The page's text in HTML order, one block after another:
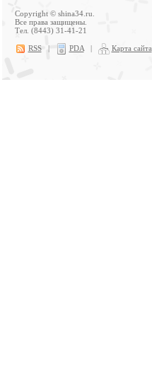
Copyright © shina34.ru.
Все права защищены.
Тел. (8443) 31-41-21
RSS | PDA | Карта сайта